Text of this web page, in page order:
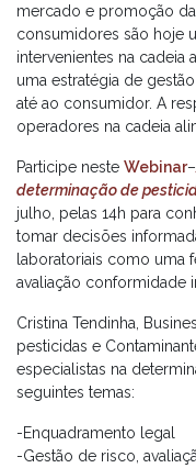
mercado e promoção
consumidores são hoje
intervenientes na cadeia
uma estratégia de
até ao consumidor. A
operadores na cadeia
Participe neste Webinar–
determinação de
julho, pelas 14h para
tomar decisões
laboratoriais como uma
avaliação conformidade
Cristina Tendinha,
pesticidas e
especialistas na
seguintes temas:
-Enquadramento legal
-Gestão de risco,